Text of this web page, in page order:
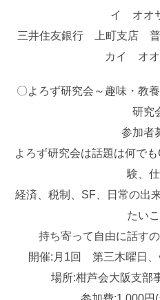
イ オオ
三井住友銀行 上町支店
カイ オオ
〇よろず研究会～趣味・教
研究
参加者
よろず研究会は話題は何で
験、仕
経済、税制、SF、日常の出
たい
持ち寄って自由に話す
開催:月1回 第三木曜日、
場所:柑芦会大阪支部